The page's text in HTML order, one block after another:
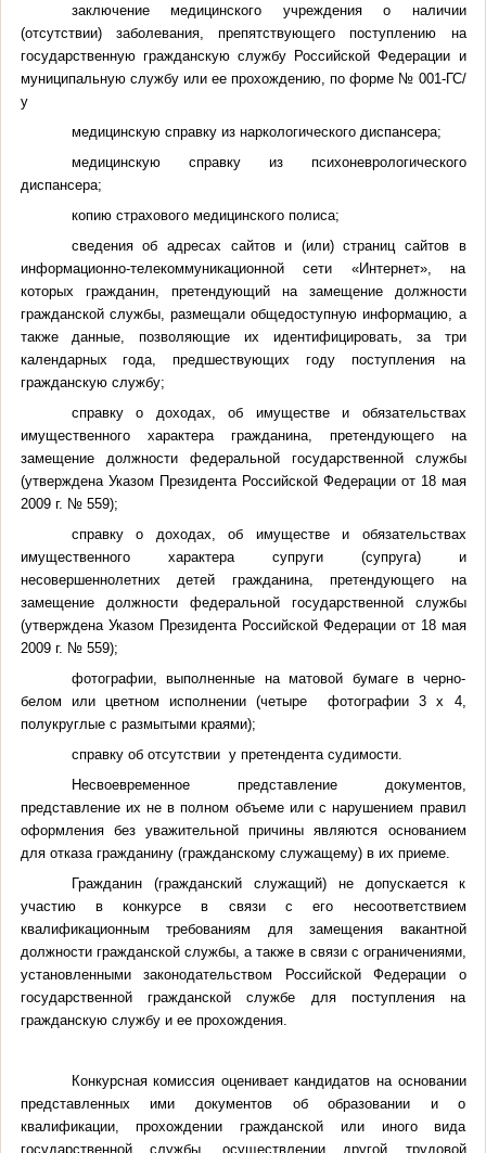
заключение медицинского учреждения о наличии
(отсутствии) заболевания, препятствующего поступлению на
государственную гражданскую службу Российской Федерации и
муниципальную службу или ее прохождению, по форме № 001-ГС/
у
медицинскую справку из наркологического диспансера;
медицинскую справку из психоневрологического
диспансера;
копию страхового медицинского полиса;
сведения об адресах сайтов и (или) страниц сайтов в
информационно-телекоммуникационной сети «Интернет», на
которых гражданин, претендующий на замещение должности
гражданской службы, размещали общедоступную информацию, а
также данные, позволяющие их идентифицировать, за три
календарных года, предшествующих году поступления на
гражданскую службу;
справку о доходах, об имуществе и обязательствах
имущественного характера гражданина, претендующего на
замещение должности федеральной государственной службы
(утверждена Указом Президента Российской Федерации от 18 мая
2009 г. № 559);
справку о доходах, об имуществе и обязательствах
имущественного характера супруги (супруга) и
несовершеннолетних детей гражданина, претендующего на
замещение должности федеральной государственной службы
(утверждена Указом Президента Российской Федерации от 18 мая
2009 г. № 559);
фотографии, выполненные на матовой бумаге в черно-
белом или цветном исполнении (четыре фотографии 3 х 4,
полукруглые с размытыми краями);
справку об отсутствии у претендента судимости.
Несвоевременное представление документов,
представление их не в полном объеме или с нарушением правил
оформления без уважительной причины являются основанием
для отказа гражданину (гражданскому служащему) в их приеме.
Гражданин (гражданский служащий) не допускается к
участию в конкурсе в связи с его несоответствием
квалификационным требованиям для замещения вакантной
должности гражданской службы, а также в связи с ограничениями,
установленными законодательством Российской Федерации о
государственной гражданской службе для поступления на
гражданскую службу и ее прохождения.
Конкурсная комиссия оценивает кандидатов на основании
представленных ими документов об образовании и о
квалификации, прохождении гражданской или иного вида
государственной службы, осуществлении другой трудовой